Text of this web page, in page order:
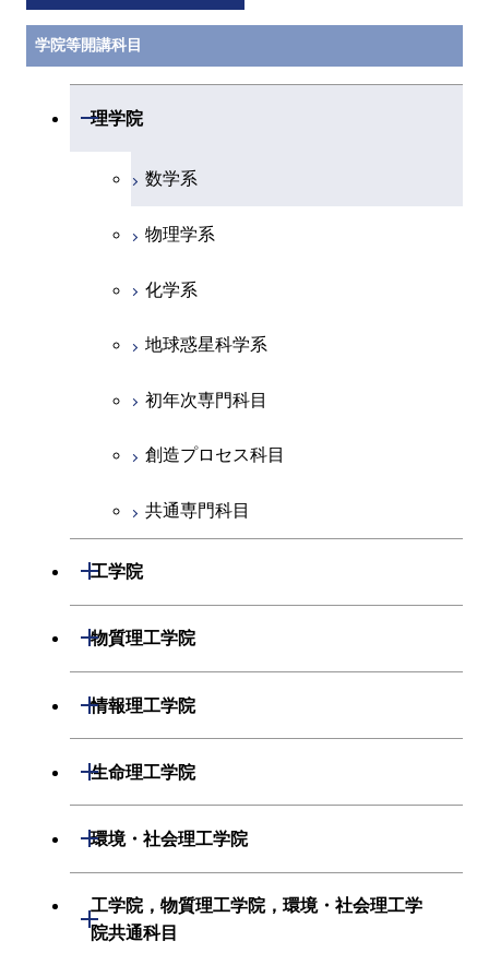
学院等開講科目
理学院
開閉
数学系
物理学系
化学系
地球惑星科学系
初年次専門科目
創造プロセス科目
共通専門科目
工学院
開閉
機械系
電気電子系
経営工学系
初年次専門科目
物質理工学院
開閉
材料系
初年次専門科目
共通専門科目
情報理工学院
開閉
数理・計算科学系
初年次専門科目
創造プロセス科目
生命理工学院
開閉
生命理工学系
創造プロセス科目
環境・社会理工学院
開閉
建築学系
工学院，物質理工学院，環境・社会理工学
院共通科目
開閉